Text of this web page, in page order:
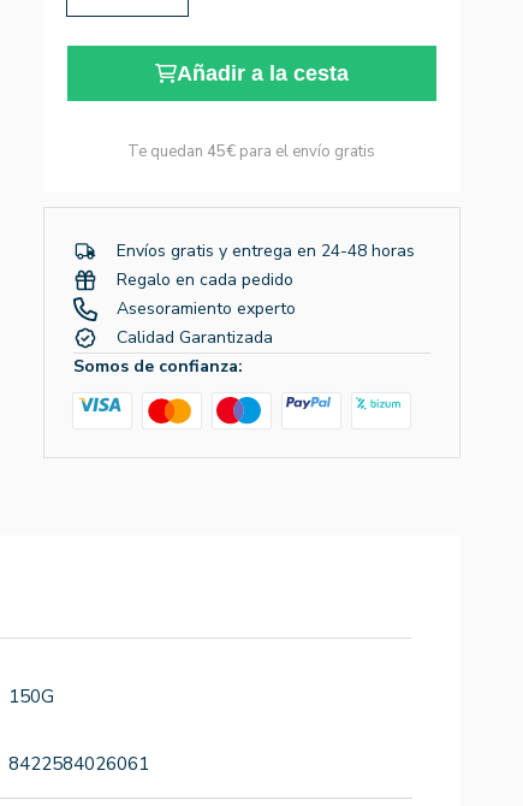
Añadir a la cesta
Te quedan 45€ para el envío gratis
Envíos gratis y entrega en 24-48 horas
Regalo en cada pedido
Asesoramiento experto
Calidad Garantizada
Somos de confianza:
150G
8422584026061